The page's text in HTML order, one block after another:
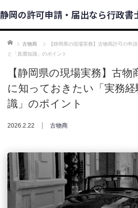
静岡の許可申請・届出なら行政書
ホーム 古物商
【静岡県の現場実務】古物商許可の申
と「真贋知識」のポイント
【静岡県の現場実務】古
に知っておきたい「実務
識」のポイント
2026.2.22 古物商